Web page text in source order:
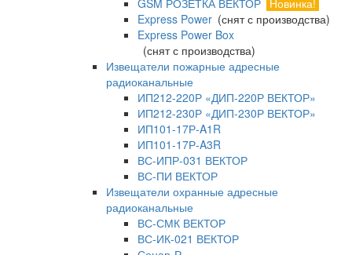
GSM РОЗЕТКА ВЕКТОР Новинка!
Express Power (снят с производства)
Express Power Box
(снят с производства)
Извещатели пожарные адресные
радиоканальные
ИП212-220Р «ДИП-220Р ВЕКТОР»
ИП212-230Р «ДИП-230Р ВЕКТОР»
ИП101-17Р-A1R
ИП101-17Р-A3R
ВС-ИПР-031 ВЕКТОР
ВС-ПИ ВЕКТОР
Извещатели охранные адресные
радиоканальные
ВС-СМК ВЕКТОР
ВС-ИК-021 ВЕКТОР